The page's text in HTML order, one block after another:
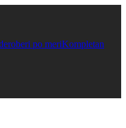
po meriKompletan